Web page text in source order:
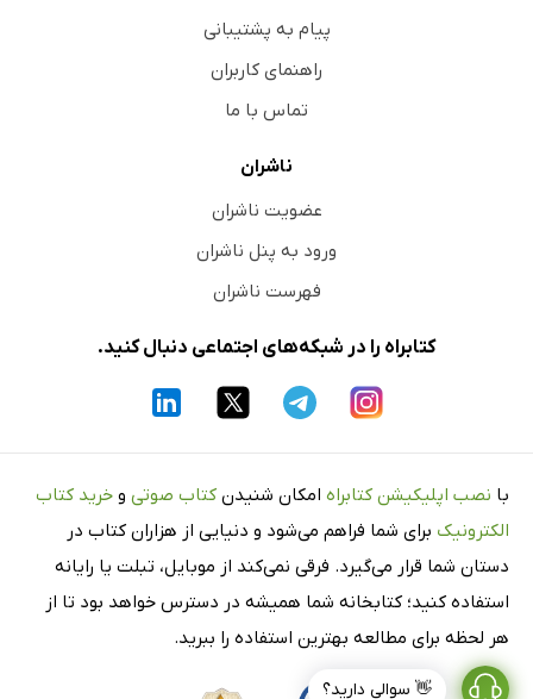
👋 سوالی دارید؟
پیام به پشتیبانی
راهنمای کاربران
تماس با ما
ناشران
عضویت ناشران
ورود به پنل ناشران
فهرست ناشران
کتابراه را در شبکه‌های اجتماعی دنبال کنید.
با نصب اپلیکیشن کتابراه امکان شنیدن کتاب صوتی و خرید کتاب
الکترونیک برای شما فراهم می‌شود و دنیایی از هزاران کتاب در
دستان شما قرار می‌گیرد. فرقی نمی‌کند از موبایل، تبلت یا رایانه
استفاده کنید؛ کتابخانه شما همیشه در دسترس خواهد بود تا از
هر لحظه برای مطالعه بهترین استفاده را ببرید.